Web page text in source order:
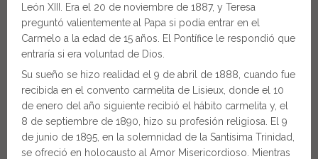
León XIII. Era el 20 de noviembre de 1887, y Teresa
preguntó valientemente al Papa si podía entrar en el
Carmelo a la edad de 15 años. El Pontífice le respondió que
entraría si era voluntad de Dios.
Su sueño se hizo realidad el 9 de abril de 1888, cuando fue
recibida en el convento carmelita de Lisieux, donde el 10
de enero del año siguiente recibió el hábito carmelita y, el
8 de septiembre de 1890, hizo su profesión religiosa. El 9
de junio de 1895, en la solemnidad de la Santísima Trinidad,
se ofreció en holocausto al Amor Misericordioso. Mientras